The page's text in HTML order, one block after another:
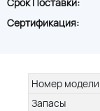
Сертификация:
Номер
Запасы